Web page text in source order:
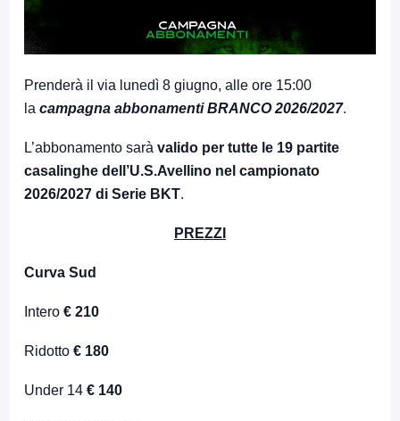
Prenderà il via lunedì 8 giugno, alle ore 15:00
la campagna abbonamenti BRANCO 2026/2027.
L’abbonamento sarà valido per tutte le 19 partite
casalinghe dell’U.S.Avellino nel campionato
2026/2027 di Serie BKT.
PREZZI
Curva Sud
Intero € 210
Ridotto € 180
Under 14 € 140